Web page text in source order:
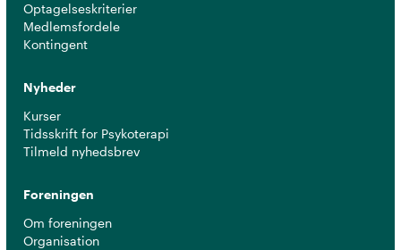
Optagelseskriterier
Medlemsfordele
Kontingent
Nyheder
Kurser
Tidsskrift for Psykoterapi
Tilmeld nyhedsbrev
Foreningen
Om foreningen
Organisation